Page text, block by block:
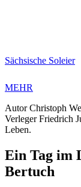
Sächsische Soleier
MEHR
Autor Christoph
Verleger Friedrich
Leben.
Ein Tag im
Bertuch